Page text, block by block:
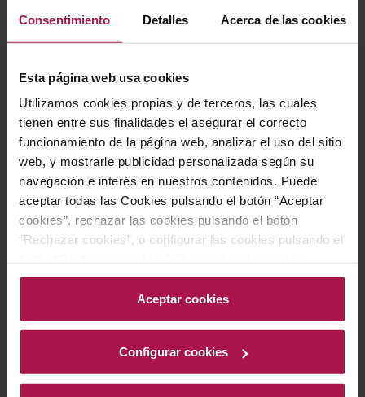
Consentimiento Detalles Acerca de las cookies
Esta página web usa cookies
Utilizamos cookies propias y de terceros, las cuales
tienen entre sus finalidades el asegurar el correcto
funcionamiento de la página web, analizar el uso del sitio
web, y mostrarle publicidad personalizada según su
navegación e interés en nuestros contenidos. Puede
aceptar todas las Cookies pulsando el botón “Aceptar
cookies”, rechazar las cookies pulsando el botón
“Rechazar cookies”, o configurar las cookies pulsando el
acceda a nuestra Política de Cookies.Para más
información acceda a nuestraPolítica de Cookies
Aceptar cookies
Configurar cookies
estilo contemporáneo. Elaborado con las variedades
Petit Verdot y Merlot, expresa el lado más joven y
integra en su gama más fresca y atrevida, concebida
como homenaje a Jean Leon y a sus orígenes. El
número 3055 hace referencia a la licencia de taxista
que el fundador tuvo en Nueva York, aportando una
historia singular a un pack pensado para ocasiones
especiales y para regalo.
Gracias a su versatilidad, este vino armoniza
perfectamente tanto con recetas de pescado como de
carne, destacando especialmente en maridajes con